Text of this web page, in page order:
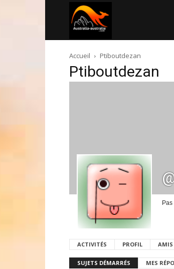
australie.com
Accueil Ptiboutdezan
Ptiboutdezan
ACTIVITÉS PROFIL AMIS
SUJETS DÉMARRÉS MES